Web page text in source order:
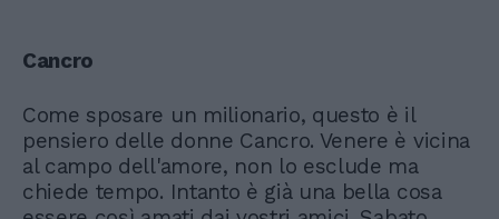
Cancro
Come sposare un milionario, questo è il
pensiero delle donne Cancro. Venere è vicina
al campo dell'amore, non lo esclude ma
chiede tempo. Intanto è già una bella cosa